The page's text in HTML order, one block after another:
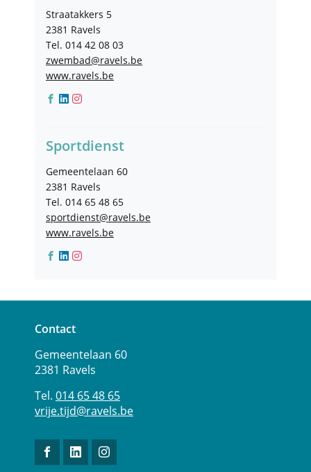
Adres
Straatakkers 5
,2381 Ravels
Tel. 014 42 08 03
E-
mail
zwembad@ravels.be
Website
www.ravels.be
Sportdienst
Adres
Gemeentelaan 60
,2381 Ravels
Tel. 014 65 48 65
E-
mail
sportdienst@ravels.be
Website
www.ravels.be
Contact
Vrije
Tijd
Adres
Gemeentelaan 60
2381 Ravels
Tel.
014 65 48 65
E-
mail
vrije.tijd@ravels.be
Volg Volg Volg